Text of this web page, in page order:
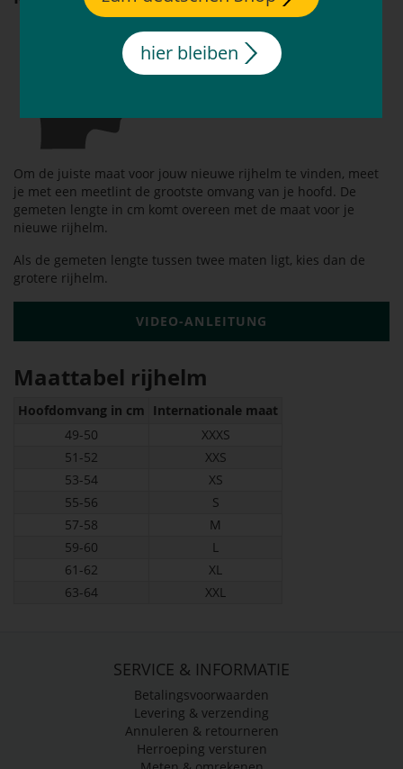
Om de juiste maat voor jouw nieuwe rijhelm te vinden, meet
je met een meetlint de grootste omvang van je hoofd. De
gemeten lengte in cm komt overeen met de maat voor je
nieuwe rijhelm.
Als de gemeten lengte tussen twee maten ligt, kies dan de
grotere rijhelm.
VIDEO-ANLEITUNG
Maattabel rijhelm
Hoofdomvang in cm Internationale maat
49-50
XXXS
51-52
XXS
53-54
XS
55-56
S
57-58
M
59-60
L
61-62
XL
63-64
XXL
SERVICE & INFORMATIE
Betalingsvoorwaarden
Levering & verzending
Annuleren & retourneren
Herroeping versturen
hier bleiben